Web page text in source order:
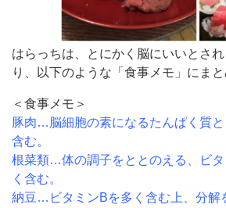
はらっちは、とにかく脳にいいとされ
り、以下のような「食事メモ」にまと
＜食事メモ＞
豚肉…脳細胞の素になるたんぱく質と
含む。
根菜類…体の調子をととのえる、ビ
く含む。
納豆…ビタミンBを多く含む上、分解